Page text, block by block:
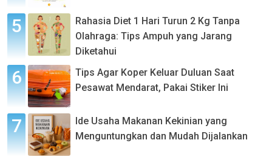
Rahasia Diet 1 Hari Turun 2 Kg Tanpa
Olahraga: Tips Ampuh yang Jarang
Diketahui
Tips Agar Koper Keluar Duluan Saat
Pesawat Mendarat, Pakai Stiker Ini
Ide Usaha Makanan Kekinian yang
Menguntungkan dan Mudah Dijalankan